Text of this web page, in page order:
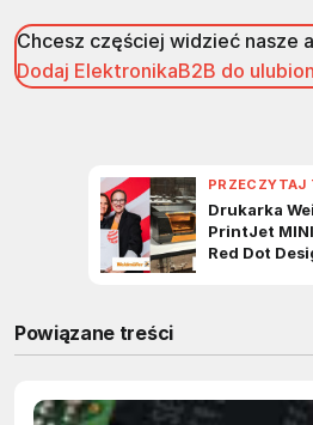
Chcesz częściej widzieć nasze
Dodaj ElektronikaB2B do
Powiązane treści